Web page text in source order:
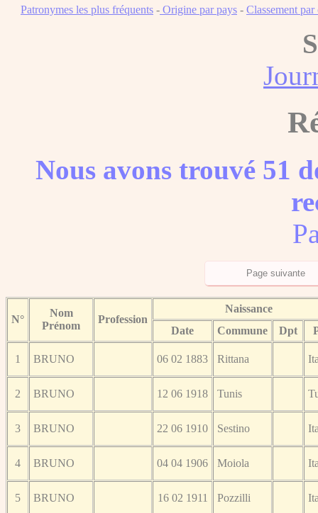
Patronymes les plus fréquents - Origine par pays - Classement par
Nous avons trouvé 51
N°
Nom
Prénom
Profession
Naissance
Date
Commune Dpt
1 BRUNO 06 02 1883 Rittana
2 BRUNO 12 06 1918 Tunis
3 BRUNO 22 06 1910 Sestino
4 BRUNO 04 04 1906 Moiola
5 BRUNO 16 02 1911 Pozzilli